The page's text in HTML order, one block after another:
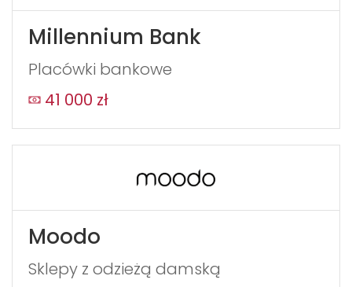
Millennium Bank
Placówki bankowe
41 000 zł
Moodo
Sklepy z odzieżą damską